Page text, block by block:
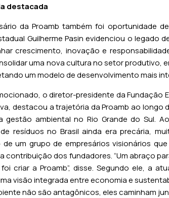
destacada
da Proamb também foi oportunidade
Guilherme Pasin evidenciou o legado
crescimento, inovação e
uma nova cultura no setor produtivo,
um modelo de desenvolvimento mais
o diretor-presidente da Fundação
destacou a trajetória da Proamb ao
gestão ambiental no Rio Grande do Sul.
resíduos no Brasil ainda era precária,
de um grupo de empresários visionários
contribuição dos fundadores. “Um abraço
criar a Proamb”, disse. Segundo ele, a
visão integrada entre economia e
não são antagônicos, eles caminham